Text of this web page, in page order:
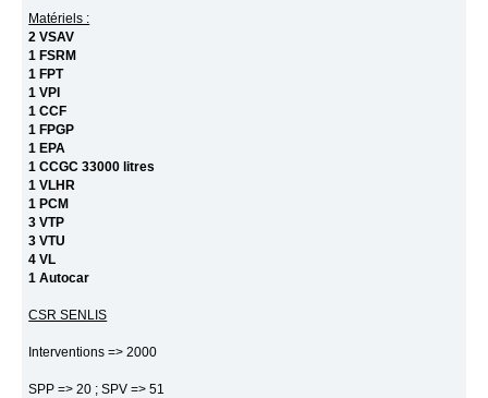
Matériels :
2 VSAV
1 FSRM
1 FPT
1 VPI
1 CCF
1 FPGP
1 EPA
1 CCGC 33000 litres
1 VLHR
1 PCM
3 VTP
3 VTU
4 VL
1 Autocar
CSR SENLIS
Interventions => 2000
SPP => 20 ; SPV => 51